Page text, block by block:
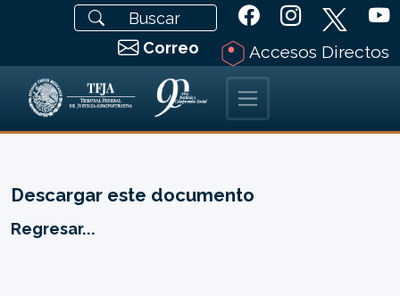
Correo Accesos Directos
Descargar este documento
Regresar...